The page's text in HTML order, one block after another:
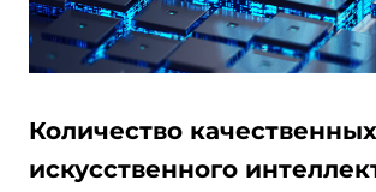
Количество
искусственного